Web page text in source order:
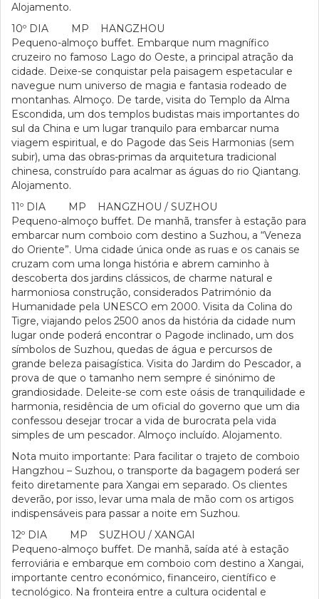
Alojamento.
10º DIA MP HANGZHOU
Pequeno-almoço buffet. Embarque num magnífico
cruzeiro no famoso Lago do Oeste, a principal atração da
cidade. Deixe-se conquistar pela paisagem espetacular e
navegue num universo de magia e fantasia rodeado de
montanhas. Almoço. De tarde, visita do Templo da Alma
Escondida, um dos templos budistas mais importantes do
sul da China e um lugar tranquilo para embarcar numa
viagem espiritual, e do Pagode das Seis Harmonias (sem
subir), uma das obras-primas da arquitetura tradicional
chinesa, construído para acalmar as águas do rio Qiantang.
Alojamento.
11º DIA MP HANGZHOU / SUZHOU
Pequeno-almoço buffet. De manhã, transfer à estação para
embarcar num comboio com destino a Suzhou, a “Veneza
do Oriente”. Uma cidade única onde as ruas e os canais se
cruzam com uma longa história e abrem caminho à
descoberta dos jardins clássicos, de charme natural e
harmoniosa construção, considerados Património da
Humanidade pela UNESCO em 2000. Visita da Colina do
Tigre, viajando pelos 2500 anos da história da cidade num
lugar onde poderá encontrar o Pagode inclinado, um dos
símbolos de Suzhou, quedas de água e percursos de
grande beleza paisagística. Visita do Jardim do Pescador, a
prova de que o tamanho nem sempre é sinónimo de
grandiosidade. Deleite-se com este oásis de tranquilidade e
harmonia, residência de um oficial do governo que um dia
confessou desejar trocar a vida de burocrata pela vida
simples de um pescador. Almoço incluído. Alojamento.
Nota muito importante: Para facilitar o trajeto de comboio
Hangzhou – Suzhou, o transporte da bagagem poderá ser
feito diretamente para Xangai em separado. Os clientes
deverão, por isso, levar uma mala de mão com os artigos
indispensáveis para passar a noite em Suzhou.
12º DIA MP SUZHOU / XANGAI
Pequeno-almoço buffet. De manhã, saída até à estação
ferroviária e embarque em comboio com destino a Xangai,
importante centro económico, financeiro, científico e
tecnológico. Na fronteira entre a cultura ocidental e